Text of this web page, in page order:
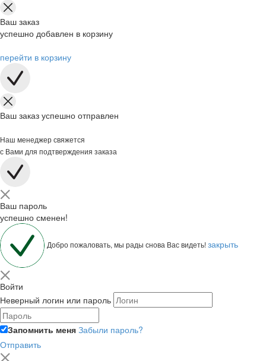
Ваш заказ
успешно добавлен в корзину
перейти в корзину
Ваш заказ успешно отправлен
Наш менеджер свяжется
с Вами для подтверждения заказа
Ваш пароль
успешно сменен!
Добро пожаловать, мы рады снова Вас видеть!закрыть
Войти
Неверный логин или пароль
Запомнить меня Забыли пароль?
Отправить